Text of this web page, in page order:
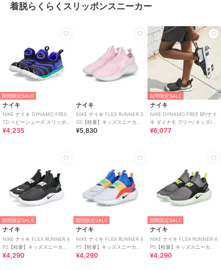
着脱らくらくスリッポンスニーカー
期間限定SALE
ナイキ
NIKE ナイキ DYNAMO FREE
TD ベビーシューズ スリッポン
(ダイナモフリーTD)
¥4,235
ナイキ
NIKE ナイキ FLEX RUNNER 3
GS【軽量】キッズスニーカー
スリッポン
¥5,830
期間限定SALE
ナイキ
NIKE DYNAMO FREE BP/ナイ
キ ダイナモ フリー/ キッズ/ス
リッポン
¥6,077
期間限定SALE
ナイキ
NIKE ナイキ FLEX RUNNER 4
PS【軽量】キッズスニーカー
スリッポン 子供靴
¥4,290
期間限定SALE
ナイキ
NIKE ナイキ FLEX RUNNER 4
PS【軽量】キッズスニーカー
スリッポン 子供靴
¥4,290
期間限定SALE
ナイキ
NIKE ナイキ FLEX RUNNER 4
PS【軽量】キッズスニーカー
スリッポン 子供靴
¥4,290